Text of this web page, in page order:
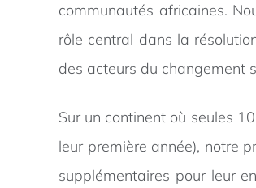
communautés africaines.
rôle central dans la
des acteurs du changement
Sur un continent où seules
leur première année), notre
supplémentaires pour leur